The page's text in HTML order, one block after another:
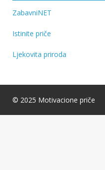
ZabavniNET
Istinite priče
Ljekovita priroda
© 2025 Motivacione priče